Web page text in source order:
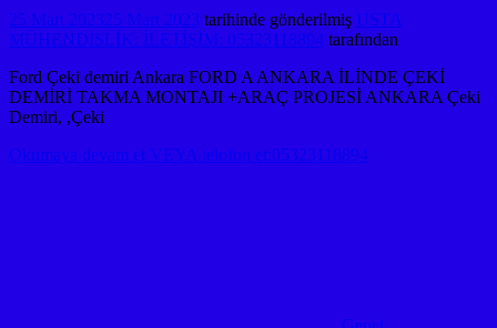
25 Mart 202325 Mart 2023 tarihinde gönderilmiş USTA
MÜHENDİSLİK: İLETİŞİM: 05323118894 tarafından
Ford Çeki demiri Ankara FORD A ANKARA İLİNDE ÇEKİ
DEMİRİ TAKMA MONTAJI +ARAÇ PROJESİ ANKARA Çeki
Demiri, ,Çeki
Okumaya devam et VEYA telofon et:05323118894